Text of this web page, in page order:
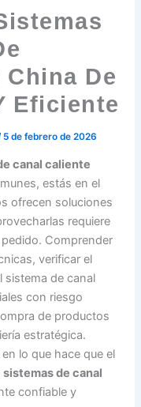
De
Eficiente
5 de febrero de 2026
canal caliente
estás en el
ofrecen soluciones
requiere
Comprender
verificar el
de canal
con riesgo
de productos
estratégica.
lo que hace que el
sistemas de canal
confiable y